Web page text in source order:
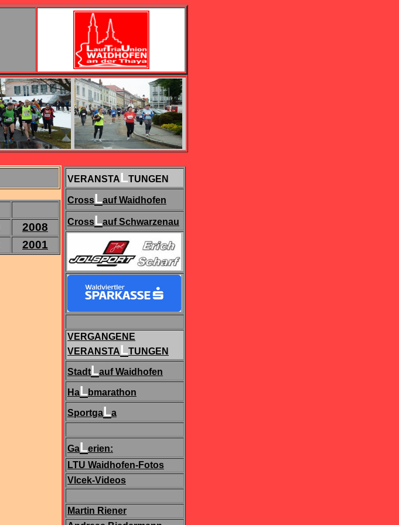
2008
2001
VERANSTALTUNGEN
CrossLauf Waidhofen
CrossLauf Schwarzenau
VERGANGENE
VERANSTALTUNGEN
StadtLauf Waidhofen
HaLbmarathon
SportgaLa
GaLerien:
LTU Waidhofen-Fotos
Vlcek-Videos
Martin Riener